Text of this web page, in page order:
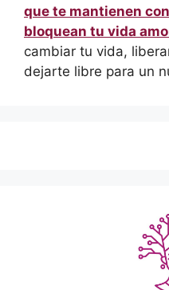
que te mantienen
bloquean tu vida
cambiar tu vida,
dejarte libre para un